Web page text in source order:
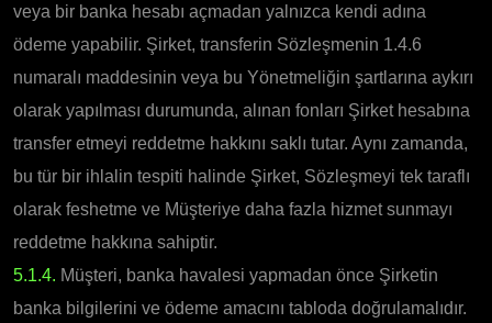
veya bir banka hesabı açmadan yalnızca kendi adına
ödeme yapabilir. Şirket, transferin Sözleşmenin 1.4.6
numaralı maddesinin veya bu Yönetmeliğin şartlarına aykırı
olarak yapılması durumunda, alınan fonları Şirket hesabına
transfer etmeyi reddetme hakkını saklı tutar. Aynı zamanda,
bu tür bir ihlalin tespiti halinde Şirket, Sözleşmeyi tek taraflı
olarak feshetme ve Müşteriye daha fazla hizmet sunmayı
reddetme hakkına sahiptir.
5.1.4. Müşteri, banka havalesi yapmadan önce Şirketin
banka bilgilerini ve ödeme amacını tabloda doğrulamalıdır.